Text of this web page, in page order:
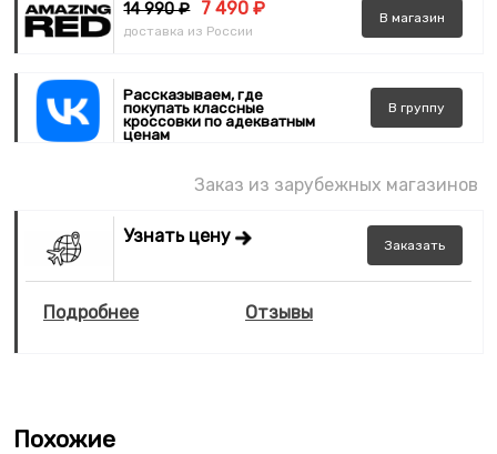
14 990 ₽ 7 490 ₽
доставка из России
В магазин
Рассказываем, где
покупать классные
кроссовки по адекватным
ценам
В группу
Заказ из зарубежных магазинов
Узнать цену Заказать
Подробнее Отзывы
Похожие